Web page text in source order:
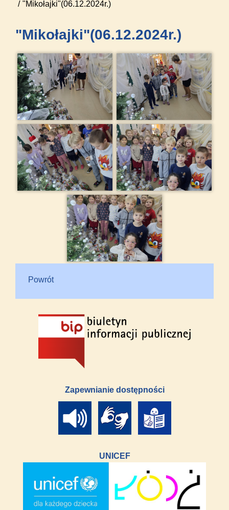
"Mikołajki"(06.12.2024r.)
"Mikołajki"(06.12.2024r.)
Powrót
Zapewnianie dostępności
UNICEF